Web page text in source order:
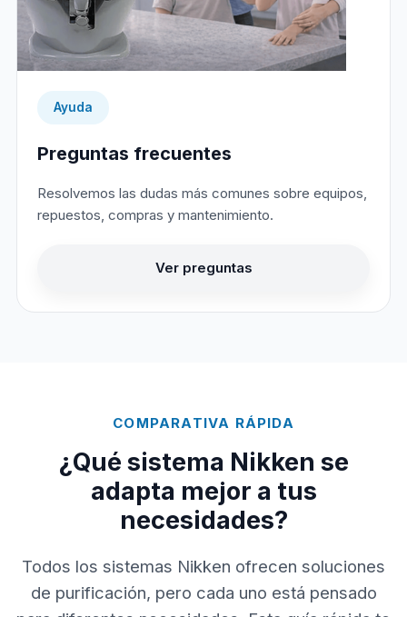
Ayuda
Preguntas frecuentes
Resolvemos las dudas más comunes sobre equipos,
repuestos, compras y mantenimiento.
Ver preguntas
COMPARATIVA RÁPIDA
¿Qué sistema Nikken se
adapta mejor a tus
necesidades?
Todos los sistemas Nikken ofrecen soluciones
de purificación, pero cada uno está pensado